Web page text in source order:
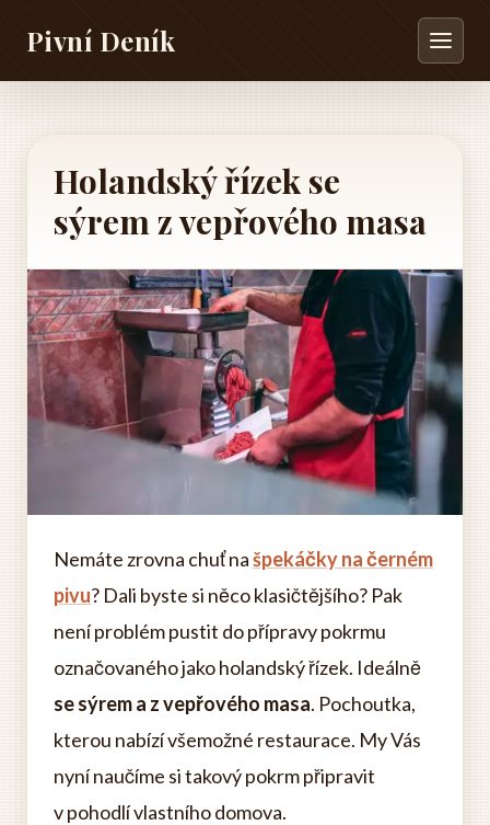
Pivní Deník
Holandský řízek se
sýrem z vepřového masa
Nemáte zrovna chuť našpekáčky na černém
pivu? Dali byste si něco klasičtějšího? Pak
není problém pustit do přípravy pokrmu
označovaného jako holandský řízek. Ideálně
se sýrem a z vepřového masa. Pochoutka,
kterou nabízí všemožné restaurace. My Vás
nyní naučíme si takový pokrm připravit
v pohodlí vlastního domova.